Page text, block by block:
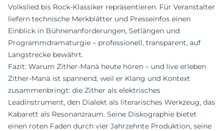
Volkslied bis Rock-Klassiker repräsentieren. Für Veranstalter
liefern technische Merkblätter und Presseinfos einen
Einblick in Bühnenanforderungen, Setlängen und
Programmdramaturgie – professionell, transparent, auf
Langstrecke bewährt.
Fazit: Warum Zither-Manä heute hören – und live erleben
Zither-Manä ist spannend, weil er Klang und Kontext
zusammenbringt: die Zither als elektrisches
Leadinstrument, den Dialekt als literarisches Werkzeug, das
Kabarett als Resonanzraum. Seine Diskographie bietet
einen roten Faden durch vier Jahrzehnte Produktion, seine